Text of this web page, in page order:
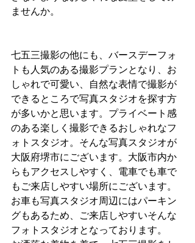
ませんか。
七五三撮影の他にも、バースデーフォ
トも人気のある撮影プランとなり、お
しゃれで可愛い、自然な表情で撮影が
できるところで写真スタジオを探す方
が多いかと思います。プライベート感
のある楽しく撮影できるおしゃれなフ
ォトスタジオ。そんな写真スタジオが
大阪府堺市にございます。大阪市内か
らもアクセスしやすく、電車でも車で
もご来店しやすい場所にございます。
お車も写真スタジオ周辺にはパーキン
グもあるため、ご来店しやすいそんな
フォトスタジオとなっております。